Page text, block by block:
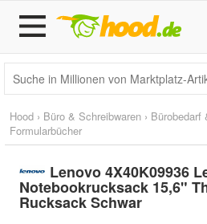
Hood › Büro & Schreibwaren › Bürobedarf
Formularbücher
Lenovo 4X40K09936
Notebookrucksack 15,6"
Rucksack Schwar